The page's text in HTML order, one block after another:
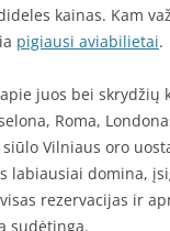
kainas. Kam
pigiausi aviabilietai.
juos bei skrydžių
Roma,
Vilniaus oro
labiausiai domina,
rezervacijas ir
sudėtinga.